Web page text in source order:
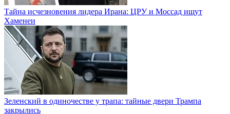
Тайна исчезновения лидера Ирана: ЦРУ и Моссад ищут
Хаменеи
Зеленский в одиночестве у трапа: тайные двери Трампа
закрылись